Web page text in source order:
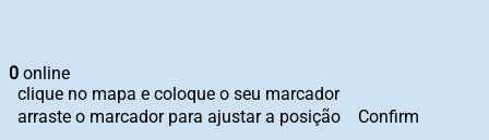
0 online
clique no mapa e coloque o seu marcador
arraste o marcador para ajustar a posição
Confirm